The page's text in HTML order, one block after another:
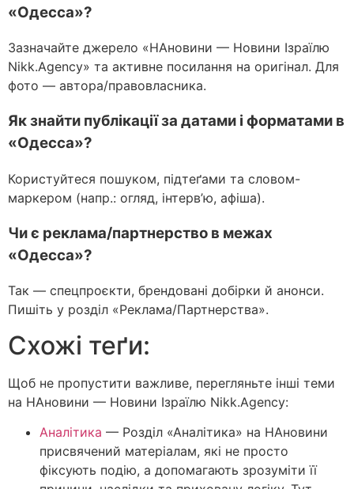
«Одесса»?
Зазначайте джерело «НАновини — Новини Ізраїлю
Nikk.Agency» та активне посилання на оригінал. Для
фото — автора/правовласника.
Як знайти публікації за датами і форматами в
«Одесса»?
Користуйтеся пошуком, підтеґами та словом-
маркером (напр.: огляд, інтерв’ю, афіша).
Чи є реклама/партнерство в межах
«Одесса»?
Так — спецпроєкти, брендовані добірки й анонси.
Пишіть у розділ «Реклама/Партнерства».
Схожі теґи:
Щоб не пропустити важливе, перегляньте інші теми
на НАновини — Новини Ізраїлю Nikk.Agency:
Аналітика — Розділ «Аналітика» на НАновини
присвячений матеріалам, які не просто
фіксують подію, а допомагають зрозуміти її